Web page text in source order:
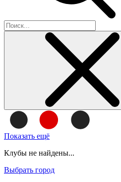
Показать ещё
Клубы не найдены...
Выбрать город